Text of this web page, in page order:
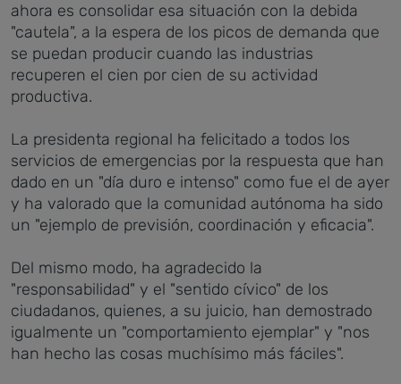
ahora es consolidar esa situación con la debida
"cautela", a la espera de los picos de demanda que
se puedan producir cuando las industrias
recuperen el cien por cien de su actividad
productiva.
La presidenta regional ha felicitado a todos los
servicios de emergencias por la respuesta que han
dado en un "día duro e intenso" como fue el de ayer
y ha valorado que la comunidad autónoma ha sido
un "ejemplo de previsión, coordinación y eficacia".
Del mismo modo, ha agradecido la
"responsabilidad" y el "sentido cívico" de los
ciudadanos, quienes, a su juicio, han demostrado
igualmente un "comportamiento ejemplar" y "nos
han hecho las cosas muchísimo más fáciles".